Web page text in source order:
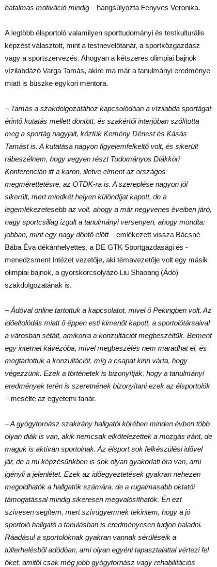
hatalmas motiváció mindig – hangsúlyozta Fenyves Veronika.
A legtöbb élsportoló valamilyen sporttudományi és testkulturális
képzést választott, mint a testnevelőtanár, a sportközgazdász
vagy a sportszervezés. Ahogyan a kétszeres olimpiai bajnok
vízilabdázó Varga Tamás, akire ma már a tanulmányi eredménye
miatt is büszke egykori mentora.
– Tamás a szakdolgozatához kapcsolódóan a vízilabda sportágat
érintő kutatás mellett döntött, és szakértői interjúban szólította
meg a sportág nagyjait, köztük Kemény Dénest és Kásás
Tamást is. A kutatása nagyon figyelemfelkeltő volt, és sikerült
rábeszélnem, hogy vegyen részt Tudományos Diákköri
Konferencián itt a karon, illetve elment az országos
megmérettetésre, az OTDK-ra is. A szereplése nagyon jól
sikerült, mert mindkét helyen különdíjat kapott, de a
legemlékezetesebb az volt, ahogy a már negyvenes éveiben járó,
nagy sportcsillag izgult a tanulmányi versenyen, ahogy mondta:
jobban, mint egy nagy döntő előtt– emlékezett vissza Bácsné
Bába Éva dékánhelyettes, a DE GTK Sportgazdasági és -
menedzsment Intézet vezetője, aki témavezetője volt egy másik
olimpiai bajnok, a gyorskorcsolyázó Liu Shaoang (Ádó)
szakdolgozatának is.
– Ádóval online tartottuk a kapcsolatot, mivel ő Pekingben volt. Az
időeltolódás miatt ő éppen esti kimenőt kapott, a sportolótársaival
a városban sétált, amikorra a konzultációt megbeszéltük. Bement
egy internet kávézóba, mivel megbeszélés nem maradhat el, és
megtartottuk a konzultációt, míg a csapat kinn várta, hogy
végezzünk. Ezek a történetek is bizonyítják, hogy a tanulmányi
eredmények terén is szeretnének bizonyítani ezek az élsportolók
– mesélte az egyetemi tanár.
–A gyógytornász szakirány hallgatói körében minden évben több
olyan diák is van, akik nemcsak elkötelezettek a mozgás iránt, de
maguk is aktívan sportolnak. Az élsport sok felkészülési idővel
jár, de a mi képzésünkben is sok olyan gyakorlati óra van, ami
igényli a jelenlétet. Ezek az időegyeztetések gyakran nehezen
megoldhatók a hallgatók számára, de a rugalmasabb oktatói
támogatással mindig sikeresen megvalósíthatók. Én ezt
szívesen segítem, mert szívügyemnek tekintem, hogy a jó
sportoló hallgató a tanulásban is eredményesen tudjon haladni.
Ráadásul a sportolóknak gyakran vannak sérüléseik a
túlterhelésből adódóan, ami olyan egyéni tapasztalattal vértezi fel
őket, amitől csak még jobb gyógytornász vagy rehabilitációs